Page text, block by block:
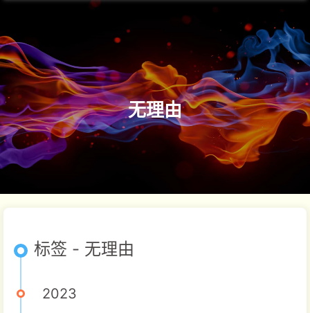
无理由
标签 - 无理由
2023